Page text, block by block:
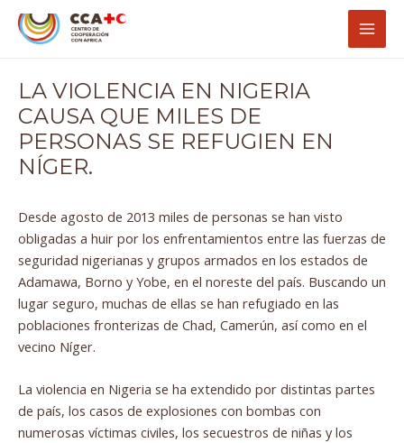
Main
LA VIOLENCIA EN NIGERIA
CAUSA QUE MILES DE
PERSONAS SE REFUGIEN EN
NÍGER.
Desde agosto de 2013 miles de personas se han visto
obligadas a huir por los enfrentamientos entre las fuerzas de
seguridad nigerianas y grupos armados en los estados de
Adamawa, Borno y Yobe, en el noreste del país. Buscando un
lugar seguro, muchas de ellas se han refugiado en las
poblaciones fronterizas de Chad, Camerún, así como en el
vecino Níger.
La violencia en Nigeria se ha extendido por distintas partes
de país, los casos de explosiones con bombas con
numerosas víctimas civiles, los secuestros de niñas y los
Navegación
de